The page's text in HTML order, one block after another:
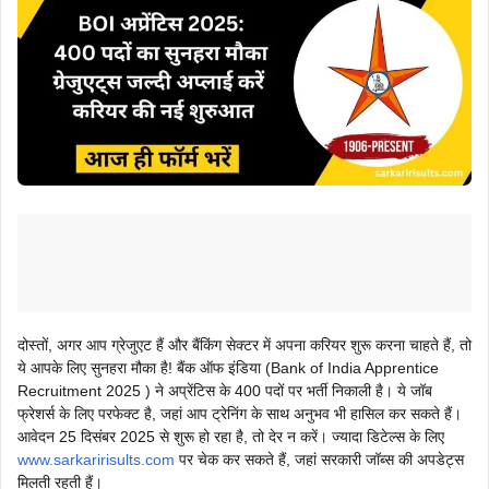
दोस्तों, अगर आप ग्रेजुएट हैं और बैंकिंग सेक्टर में अपना करियर शुरू करना चाहते हैं, तो
ये आपके लिए सुनहरा मौका है! बैंक ऑफ इंडिया (Bank of India Apprentice
Recruitment 2025 ) ने अप्रेंटिस के 400 पदों पर भर्ती निकाली है। ये जॉब
फ्रेशर्स के लिए परफेक्ट है, जहां आप ट्रेनिंग के साथ अनुभव भी हासिल कर सकते हैं।
आवेदन 25 दिसंबर 2025 से शुरू हो रहा है, तो देर न करें। ज्यादा डिटेल्स के लिए
www.sarkaririsults.com पर चेक कर सकते हैं, जहां सरकारी जॉब्स की अपडेट्स
मिलती रहती हैं।